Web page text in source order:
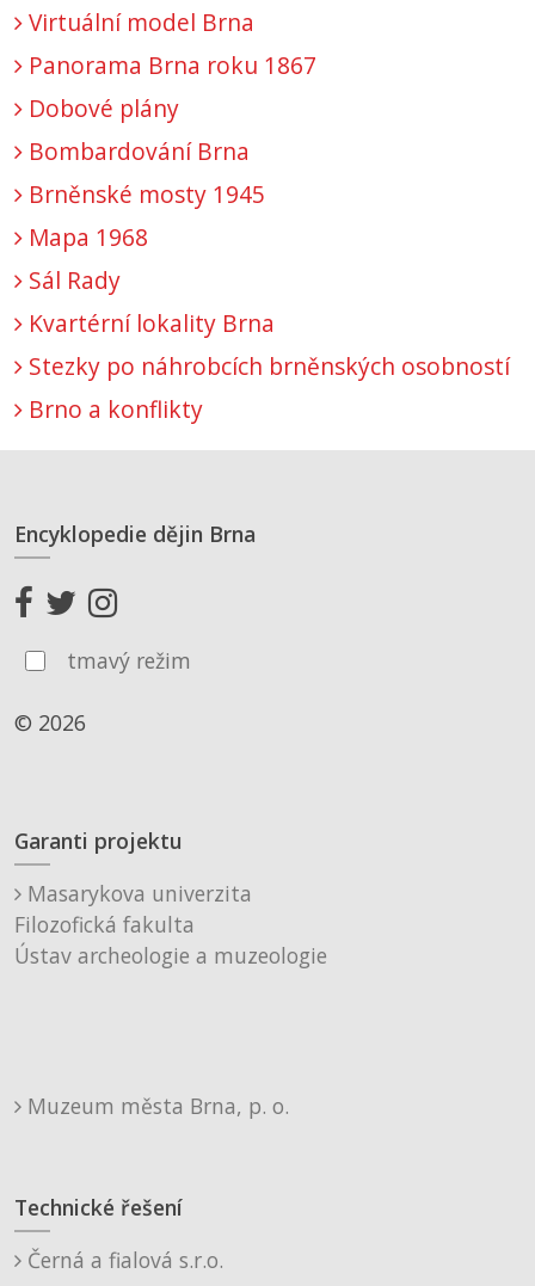
Virtuální model Brna
Panorama Brna roku 1867
Dobové plány
Bombardování Brna
Brněnské mosty 1945
Mapa 1968
Sál Rady
Kvartérní lokality Brna
Stezky po náhrobcích brněnských osobností
Brno a konflikty
Encyklopedie dějin Brna
tmavý režim
© 2026
Garanti projektu
Masarykova univerzita
Filozofická fakulta
Ústav archeologie a muzeologie
Muzeum města Brna, p. o.
Technické řešení
Černá a fialová s.r.o.